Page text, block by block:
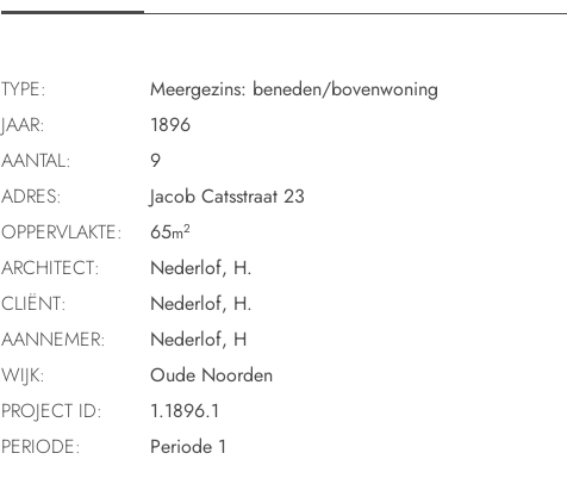
TYPE:
Meergezins: beneden/bovenwoning
JAAR:
1896
AANTAL:
9
ADRES:
Jacob Catsstraat 23
OPPERVLAKTE:
65m2
ARCHITECT:
Nederlof, H.
CLIËNT:
Nederlof, H.
AANNEMER:
Nederlof, H
WIJK:
Oude Noorden
PROJECT ID:
1.1896.1
PERIODE:
Periode 1